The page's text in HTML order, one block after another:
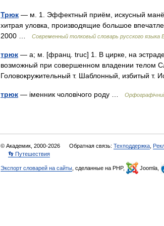
Трюк — м. 1. Эффектный приём, искусный
хитрая уловка, производящие большое
2000 …
Современный толковый словарь русского языка
трюк — а; м. [франц. truc] 1. В цирке, на
возможный при совершенном владении телом
Головокружительный т. Шаблонный, избитый
трюк — іменник чоловічого роду …
© Академик, 2000-2026 Обратная связь: Техподдержка
👣 Путешествия
Экспорт словарей на сайты , сделанные на PHP, Joomla,